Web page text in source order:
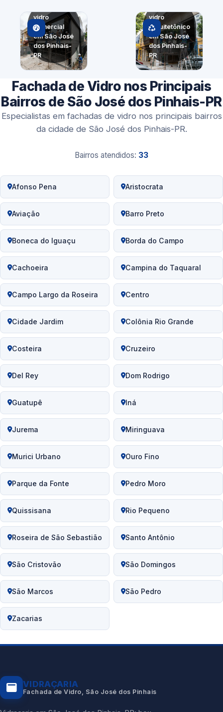
vidro
comercial
em São José
dos Pinhais-
PR
vidro
arquitetônico
em São José
dos Pinhais-
PR
Fachada de Vidro nos Principais
Bairros de São José dos Pinhais-PR
Especialistas em fachadas de vidro nos principais bairros
da cidade de São José dos Pinhais-PR.
Bairros atendidos: 33
Afonso Pena Aristocrata
Aviação Barro Preto
Boneca do Iguaçu Borda do Campo
Cachoeira Campina do Taquaral
Campo Largo da Roseira Centro
Cidade Jardim Colônia Rio Grande
Costeira Cruzeiro
Del Rey Dom Rodrigo
Guatupê Iná
Jurema Miringuava
Murici Urbano Ouro Fino
Parque da Fonte Pedro Moro
Quissisana Rio Pequeno
Roseira de São Sebastião Santo Antônio
São Cristovão São Domingos
São Marcos São Pedro
Zacarias
VIDRAÇARIA
Fachada de Vidro, São José dos Pinhais